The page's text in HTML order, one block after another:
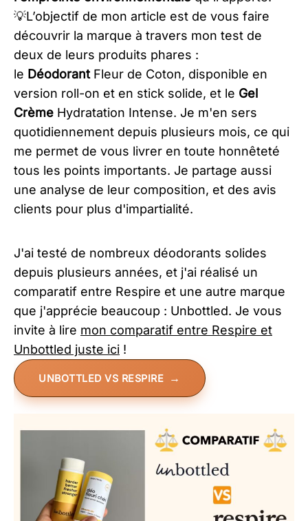
💡L’objectif de mon article est de vous faire
découvrir la marque à travers mon test de
deux de leurs produits phares :
le Déodorant Fleur de Coton, disponible en
version roll-on et en stick solide, et le Gel
Crème Hydratation Intense. Je m'en sers
quotidiennement depuis plusieurs mois, ce qui
me permet de vous livrer en toute honnêteté
tous les points importants. Je partage aussi
une analyse de leur composition, et des avis
clients pour plus d'impartialité.
J'ai testé de nombreux déodorants solides
depuis plusieurs années, et j'ai réalisé un
comparatif entre Respire et une autre marque
que j'apprécie beaucoup : Unbottled. Je vous
invite à lire mon comparatif entre Respire et
Unbottled juste ici !
UNBOTTLED VS RESPIRE